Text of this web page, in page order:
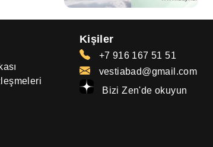
Kişiler
+7 916 167 51 51
vestiabad@gmail.com
Bizi Zen'de okuyun